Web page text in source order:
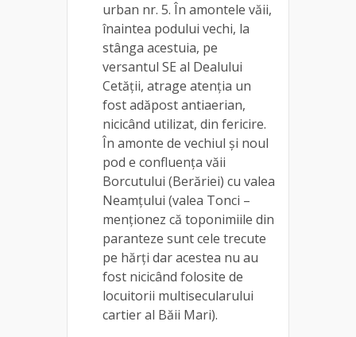
urban nr. 5. În amontele văii,
înaintea podului vechi, la
stânga acestuia, pe
versantul SE al Dealului
Cetății, atrage atenția un
fost adăpost antiaerian,
nicicând utilizat, din fericire.
În amonte de vechiul și noul
pod e confluența văii
Borcutului (Berăriei) cu valea
Neamțului (valea Tonci –
menționez că toponimiile din
paranteze sunt cele trecute
pe hărți dar acestea nu au
fost nicicând folosite de
locuitorii multisecularului
cartier al Băii Mari).